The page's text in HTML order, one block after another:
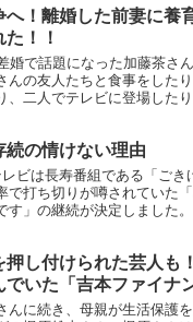
へ！離婚した前妻に養
！！
婚で話題になった加藤茶さ
んの友人たちと食事をした
、二人でテレビに登場した
続の情けない理由
ビは長寿番組である「ごき
で打ち切りが噂されていた
す」の継続が決定しました
押し付けられた芸人も
でいた「吉本ファイナ
んに続き、母親が生活保護